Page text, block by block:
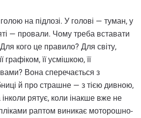
на підлозі. У голові — туман, у
— провали. Чому треба вставати
кого це правило? Для світу,
графіком, її усмішкою, її
Вона сперечається з
й про страшне — з тією дивною,
рятує, коли інакше вже не
раптом виникає моторошно-